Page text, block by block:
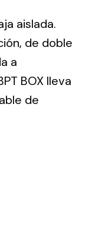
aislada.
de doble
a
BOX lleva
de